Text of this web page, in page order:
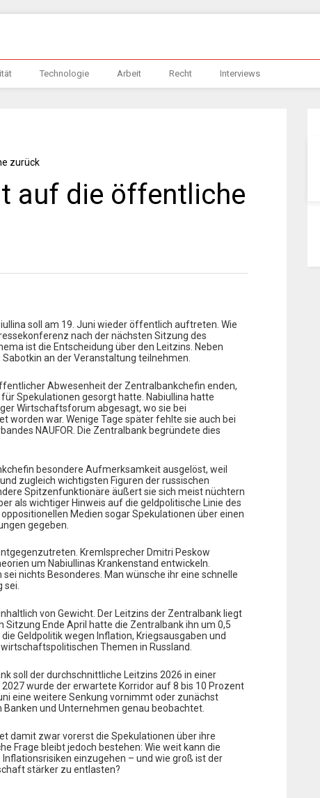
Technologie Arbeit Recht Interviews
auf die öffentliche
soll am 19. Juni wieder öffentlich auftreten. Wie
nach der nächsten Sitzung des
ist die Entscheidung über den Leitzins. Neben
an der Veranstaltung teilnehmen.
Abwesenheit der Zentralbankchefin enden,
Spekulationen gesorgt hatte. Nabiullina hatte
Wirtschaftsforum abgesagt, wo sie bei
worden war. Wenige Tage später fehlte sie auch bei
NAUFOR. Die Zentralbank begründete dies
besondere Aufmerksamkeit ausgelöst, weil
zugleich wichtigsten Figuren der russischen
Spitzenfunktionäre äußert sie sich meist nüchtern
als wichtiger Hinweis auf die geldpolitische Linie des
Medien sogar Spekulationen über einen
gegeben.
Kremlsprecher Dmitri Peskow
um Nabiullinas Krankenstand entwickeln.
nichts Besonderes. Man wünsche ihr eine schnelle
sei.
von Gewicht. Der Leitzins der Zentralbank liegt
Sitzung Ende April hatte die Zentralbank ihn um 0,5
Geldpolitik wegen Inflation, Kriegsausgaben und
Themen in Russland.
soll der durchschnittliche Leitzins 2026 in einer
wurde der erwartete Korridor auf 8 bis 10 Prozent
eine weitere Senkung vornimmt oder zunächst
und Unternehmen genau beobachtet.
damit zwar vorerst die Spekulationen über ihre
Frage bleibt jedoch bestehen: Wie weit kann die
einzugehen – und wie groß ist der
stärker zu entlasten?